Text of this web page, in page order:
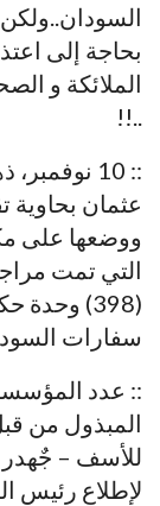
بحاجة إلى
الملائكة و
..!!
:: 10
عثمان بحاوية
ووضعها على
سفارات
:: عدد
المبذول من
للأسف – جٌهدر
لإطلاع رئيس